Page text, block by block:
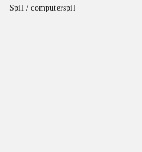
Spil / computerspil